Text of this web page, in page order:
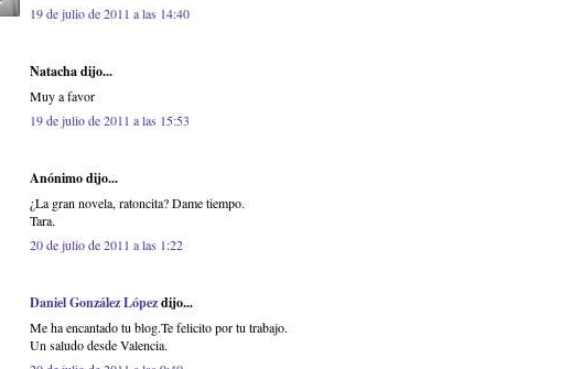
19 de julio de 2011 a las 14:40
Natacha dijo...
Muy a favor
19 de julio de 2011 a las 15:53
Anónimo dijo...
¿La gran novela, ratoncita? Dame tiempo.
Tara.
20 de julio de 2011 a las 1:22
Daniel González Lópezdijo...
Me ha encantado tu blog.Te felicito por tu trabajo.
Un saludo desde Valencia.